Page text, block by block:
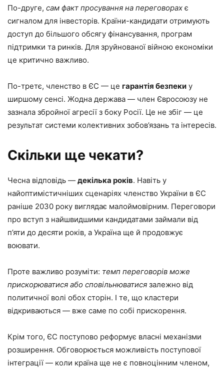
По-друге, сам факт просування на переговорах є
сигналом для інвесторів. Країни-кандидати отримують
доступ до більшого обсягу фінансування, програм
підтримки та ринків. Для зруйнованої війною економіки
це критично важливо.
По-третє, членство в ЄС — це гарантія безпеки у
ширшому сенсі. Жодна держава — член Євросоюзу не
зазнала збройної агресії з боку Росії. Це не збіг — це
результат системи колективних зобов’язань та інтересів.
Скільки ще чекати?
Чесна відповідь — декілька років. Навіть у
найоптимістичніших сценаріях членство України в ЄС
раніше 2030 року виглядає малоймовірним. Переговори
про вступ з найшвидшими кандидатами займали від
п’яти до десяти років, а Україна ще й продовжує
воювати.
Проте важливо розуміти: темп переговорів може
прискорюватися або сповільнюватися залежно від
политичної волі обох сторін. І те, що кластери
відкриваються — вже саме по собі прискорення.
Крім того, ЄС поступово реформує власні механізми
розширення. Обговорюється можливість поступової
інтеграції — коли країна ще не є повноцінним членом,